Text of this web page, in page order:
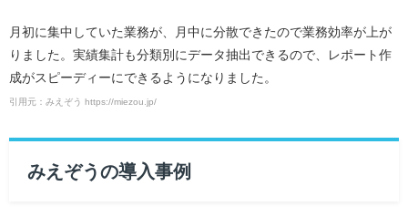
月初に集中していた業務が、月中に分散できたので業務効率が上が
りました。実績集計も分類別にデータ抽出できるので、レポート作
成がスピーディーにできるようになりました。
引用元：みえぞう https://miezou.jp/
みえぞうの導入事例